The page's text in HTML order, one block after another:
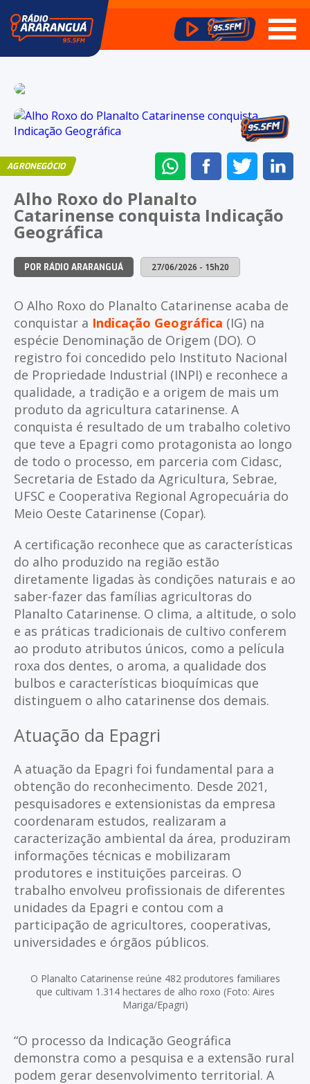
AGRONEGÓCIO
ENVIAR
NO
WHATSAPP
COMPARTILHAR
NO
NO
Alho Roxo do Planalto
Catarinense conquista Indicação
Geográfica
POR RÁDIO ARARANGUÁ 27/06/2026 - 15h20
O Alho Roxo do Planalto Catarinense acaba de
conquistar a Indicação Geográfica (IG) na
espécie Denominação de Origem (DO). O
registro foi concedido pelo Instituto Nacional
de Propriedade Industrial (INPI) e reconhece a
qualidade, a tradição e a origem de mais um
produto da agricultura catarinense. A
conquista é resultado de um trabalho coletivo
que teve a Epagri como protagonista ao longo
de todo o processo, em parceria com Cidasc,
Secretaria de Estado da Agricultura, Sebrae,
UFSC e Cooperativa Regional Agropecuária do
Meio Oeste Catarinense (Copar).
A certificação reconhece que as características
do alho produzido na região estão
diretamente ligadas às condições naturais e ao
saber-fazer das famílias agricultoras do
Planalto Catarinense. O clima, a altitude, o solo
e as práticas tradicionais de cultivo conferem
ao produto atributos únicos, como a película
roxa dos dentes, o aroma, a qualidade dos
bulbos e características bioquímicas que
distinguem o alho catarinense dos demais.
Atuação da Epagri
A atuação da Epagri foi fundamental para a
obtenção do reconhecimento. Desde 2021,
pesquisadores e extensionistas da empresa
coordenaram estudos, realizaram a
caracterização ambiental da área, produziram
informações técnicas e mobilizaram
produtores e instituições parceiras. O
trabalho envolveu profissionais de diferentes
unidades da Epagri e contou com a
participação de agricultores, cooperativas,
universidades e órgãos públicos.
O Planalto Catarinense reúne 482 produtores familiares
que cultivam 1.314 hectares de alho roxo (Foto: Aires
Mariga/Epagri)
“O processo da Indicação Geográfica
demonstra como a pesquisa e a extensão rural
podem gerar desenvolvimento territorial. A